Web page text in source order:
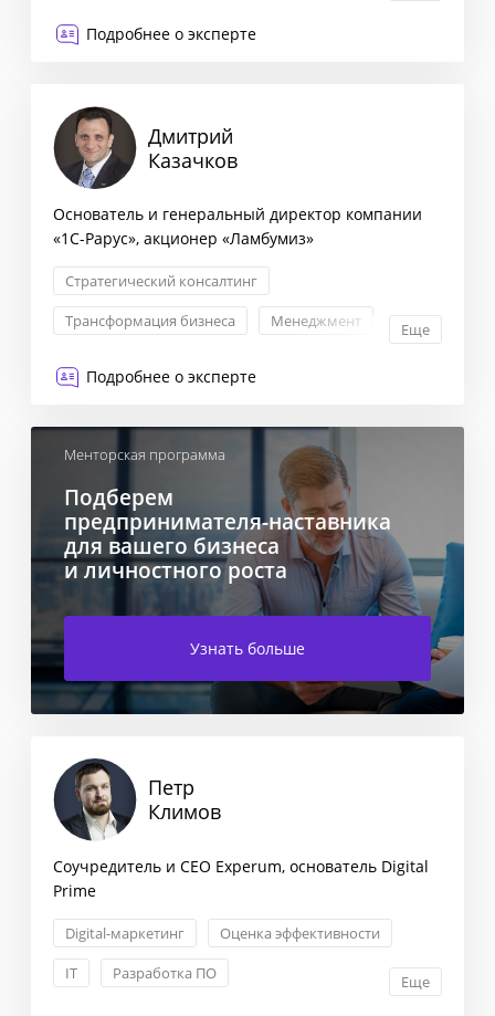
Подробнее о эксперте
Дмитрий
Казачков
Основатель и генеральный директор компании
«1C-Рарус», акционер «Ламбумиз»
Стратегический консалтинг
Трансформация бизнеса
Менеджмент
Еще
Подробнее о эксперте
Менторская программа
Подберем
предпринимателя-наставника
для вашего бизнеса
и личностного роста
Узнать больше
Петр
Климов
Соучредитель и СEO Experum, основатель Digital
Prime
Digital-маркетинг
Оценка эффективности
IT
Разработка ПО Еще